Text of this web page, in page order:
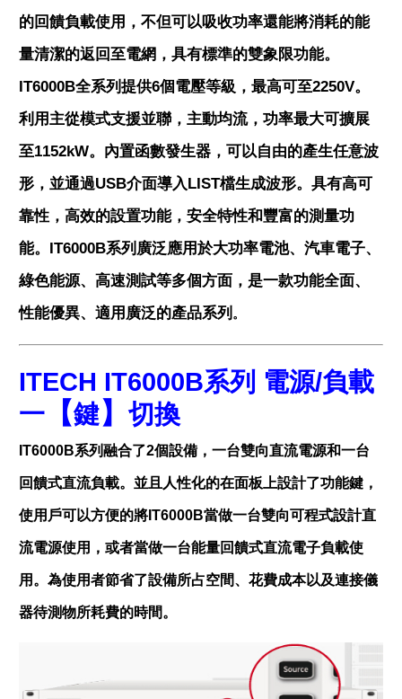
的回饋負載使用，不但可以吸收功率還能將消耗的能
量清潔的返回至電網，具有標準的雙象限功能。
IT6000B全系列提供6個電壓等級，最高可至2250V。
利用主從模式支援並聯，主動均流，功率最大可擴展
至1152kW。內置函數發生器，可以自由的產生任意波
形，並通過USB介面導入LIST檔生成波形。具有高可
靠性，高效的設置功能，安全特性和豐富的測量功
能。IT6000B系列廣泛應用於大功率電池、汽車電子、
綠色能源、高速測試等多個方面，是一款功能全面、
性能優異、適用廣泛的產品系列 。
ITECH IT6000B系列 電源/負載
一 【鍵】切換
IT6000B系列融合了2個設備，一台雙向直流電源和一台
回饋式直流負載。並且人性化的在面板上設計了功能鍵，
使用戶可以方便的將 IT6000B當做一台雙向可程式設計直
流電源使用，或者當做一台能量回饋式直流電子負載使
用。為使用者節省了設備所占空間、花費成本以及連接儀
器待測物所耗費的時間。